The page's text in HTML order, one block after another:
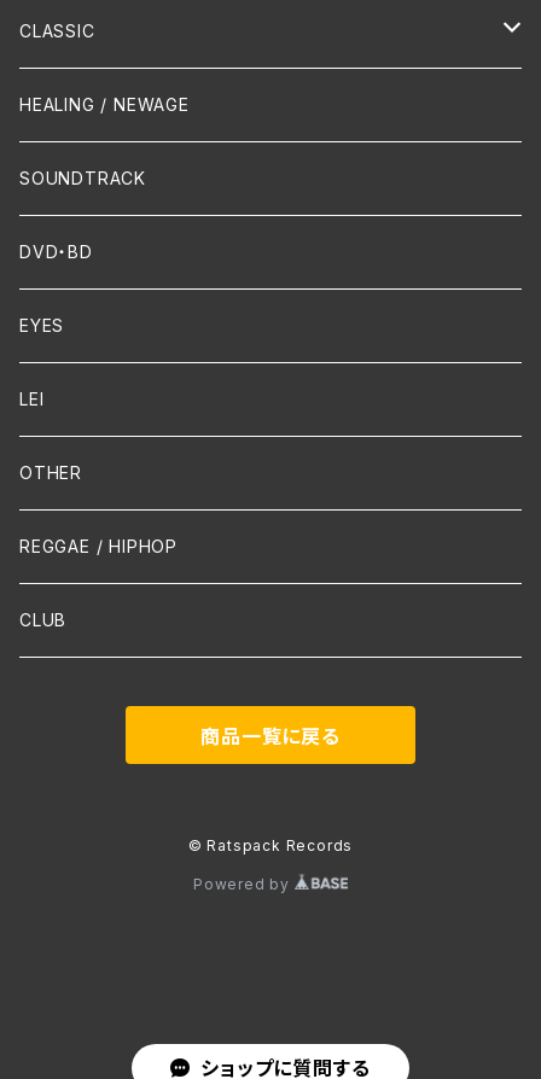
ショップに質問する
Hip-Hop/Dancehall Reggae
Piano
Crossover / Fusion
Dixie / New Orleans
FUNK
HAWAIIAN
Chanson
CLASSIC
Piano
Flute
Violin
Cello
Guitar / Ukulele
Mandolin
声楽
吹奏楽
Contemporary / Avangarde
HEALING / NEWAGE
SOUNDTRACK
DVD・BD
EYES
LEI
OTHER
REGGAE / HIPHOP
CLUB
商品一覧に戻る
© Ratspack Records
Powered by